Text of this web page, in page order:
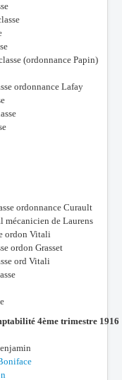
(ordonnance Papin)
ordonnance Lafay
ordonnance Curault
mécanicien de Laurens
ordon Vitali
ordon Grasset
ord Vitali
4ème trimestre 1916